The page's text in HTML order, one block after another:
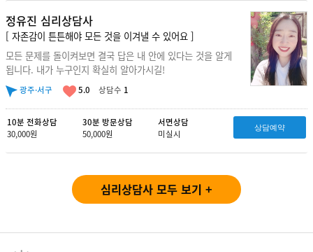
정유진 심리상담사
[ 자존감이 튼튼해야 모든 것을 이겨낼 수 있어요 ]
모든 문제를 돌이켜보면 결국 답은 내 안에 있다는 것을 알게
됩니다. 내가 누구인지 확실히 알아가시길!
광주·서구 5.0 상담수 1
10분 전화상담
30,000원
30분 방문상담
50,000원
서면상담
미실시
상담예약
심리상담사 모두 보기 +